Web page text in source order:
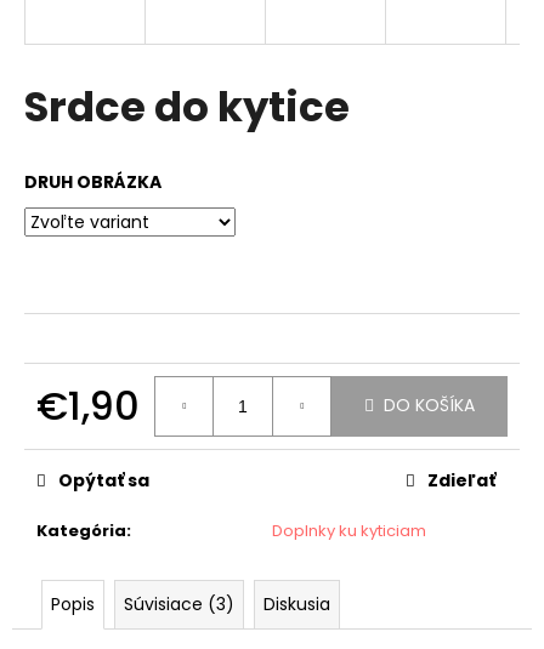
Srdce do kytice
DRUH OBRÁZKA
€1,90
cena:
DO KOŠÍKA
Kategória: Doplnky ku kyticiam
Opýtať sa Zdieľať
Popis Súvisiace (3) Diskusia
s
ť
d
p
o
ú
č
e